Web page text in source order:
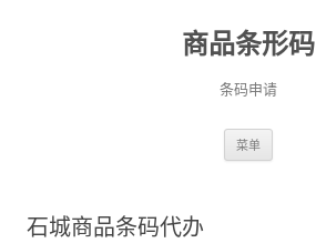
商品条形码
条码申请
菜单
石城商品条码代办